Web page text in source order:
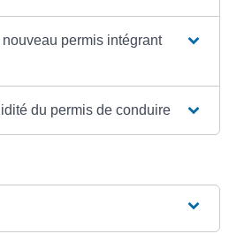
permis intégrant
du permis de conduire